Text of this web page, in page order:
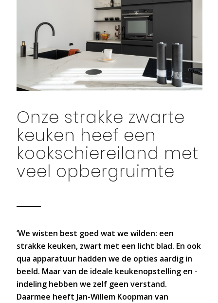
Onze strakke zwarte
keuken heef een
kookschiereiland met
veel opbergruimte
‘We wisten best goed wat we wilden: een
strakke keuken, zwart met een licht blad. En ook
qua apparatuur hadden we de opties aardig in
beeld. Maar van de ideale keukenopstelling en -
indeling hebben we zelf geen verstand.
Daarmee heeft Jan-Willem Koopman van